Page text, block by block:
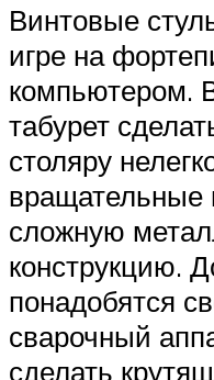
Винтовые
игре на
компьютером.
табурет
столяру
сложную
конструкцию.
понадобятся
сварочный
сделать